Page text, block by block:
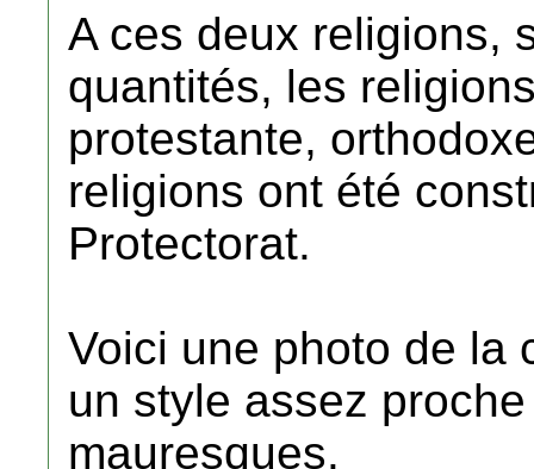
A ces deux religions,
quantités, les
protestante,
religions ont été
Protectorat.
Voici une photo de la
un style assez
mauresques.